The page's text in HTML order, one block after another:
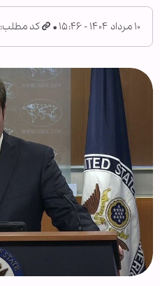
۱۰ مرداد ۱۴۰۴ - ۱۵:۴۶ کد مطلب: 1713609